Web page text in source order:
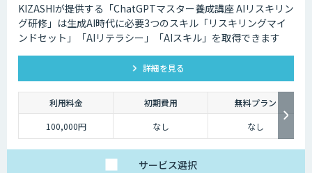
KIZASHIが提供する「ChatGPTマスター養成講座 AIリスキリン
グ研修」は生成AI時代に必要3つのスキル「リスキリングマイ
ンドセット」「AIリテラシー」「AIスキル」を取得できます
詳細を見る
利用料金 初期費用
無料プラン
100,000円
なし なし
サービス選択